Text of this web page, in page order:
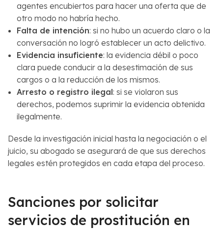
agentes encubiertos para hacer una oferta que de
otro modo no habría hecho.
Falta de intención: si no hubo un acuerdo claro o la
conversación no logró establecer un acto delictivo.
Evidencia insuficiente: la evidencia débil o poco
clara puede conducir a la desestimación de sus
cargos o a la reducción de los mismos.
Arresto o registro ilegal: si se violaron sus
derechos, podemos suprimir la evidencia obtenida
ilegalmente.
Desde la investigación inicial hasta la negociación o el
juicio, su abogado se asegurará de que sus derechos
legales estén protegidos en cada etapa del proceso.
Sanciones por solicitar
servicios de prostitución en